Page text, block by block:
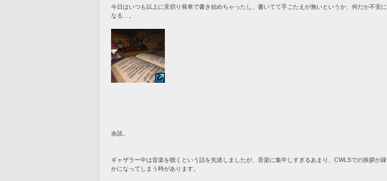
今日はいつも以上に見切り発車で書き始めちゃったし、書いてて手ごたえが無いというか、何だか不安に
なる…。
余談。
ギャザラー中は音楽を聴くという話を先述しましたが、音楽に集中しすぎるあまり、CWLSでの挨拶が疎
かになってしまう時があります。